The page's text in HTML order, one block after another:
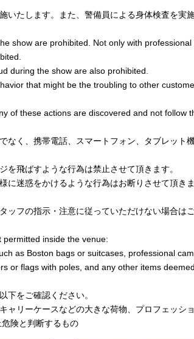
いたします。また、警備員による身体検査を実
show are prohibited. Not only with
during the show are also prohibited.
that might be the troubling to other
of these actions are discovered and not follow
なく、携帯電話、スマートフォン、タブレット
を飛ばすような行為は禁止させて頂きます。
に迷惑をかけるような行為はお断りさせて頂き
ッフの指示・注意に従っていただけない場合は
inside the venue:
as Boston bags or suitcases, professional
or flags with poles, and any other items
下をご確認ください。
ャリーケースなどの大きな荷物、プロフェッシ
険と判断するもの